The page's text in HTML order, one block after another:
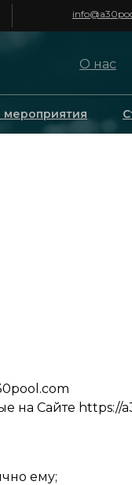
О нас
на Сайте https://
ему;